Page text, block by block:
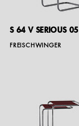
S 64 V SERIOUS 05
FREISCHWINGER